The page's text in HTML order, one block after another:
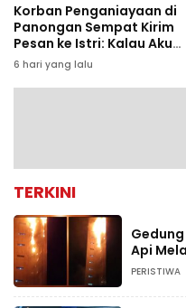
Korban Penganiayaan di
Panongan Sempat Kirim
Pesan ke Istri: Kalau Aku
Tak Pulang, Besok Jadi
Mayat
6 hari yang lalu
TERKINI
Api
PERISTIWA